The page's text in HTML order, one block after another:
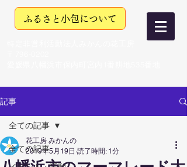
ふるさと小包について
記事
全ての記事
全ての記事
花工房 みかんの
2019年5月19日 読了時間: 1分